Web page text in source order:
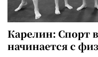
Карелин: Спорт
начинается с